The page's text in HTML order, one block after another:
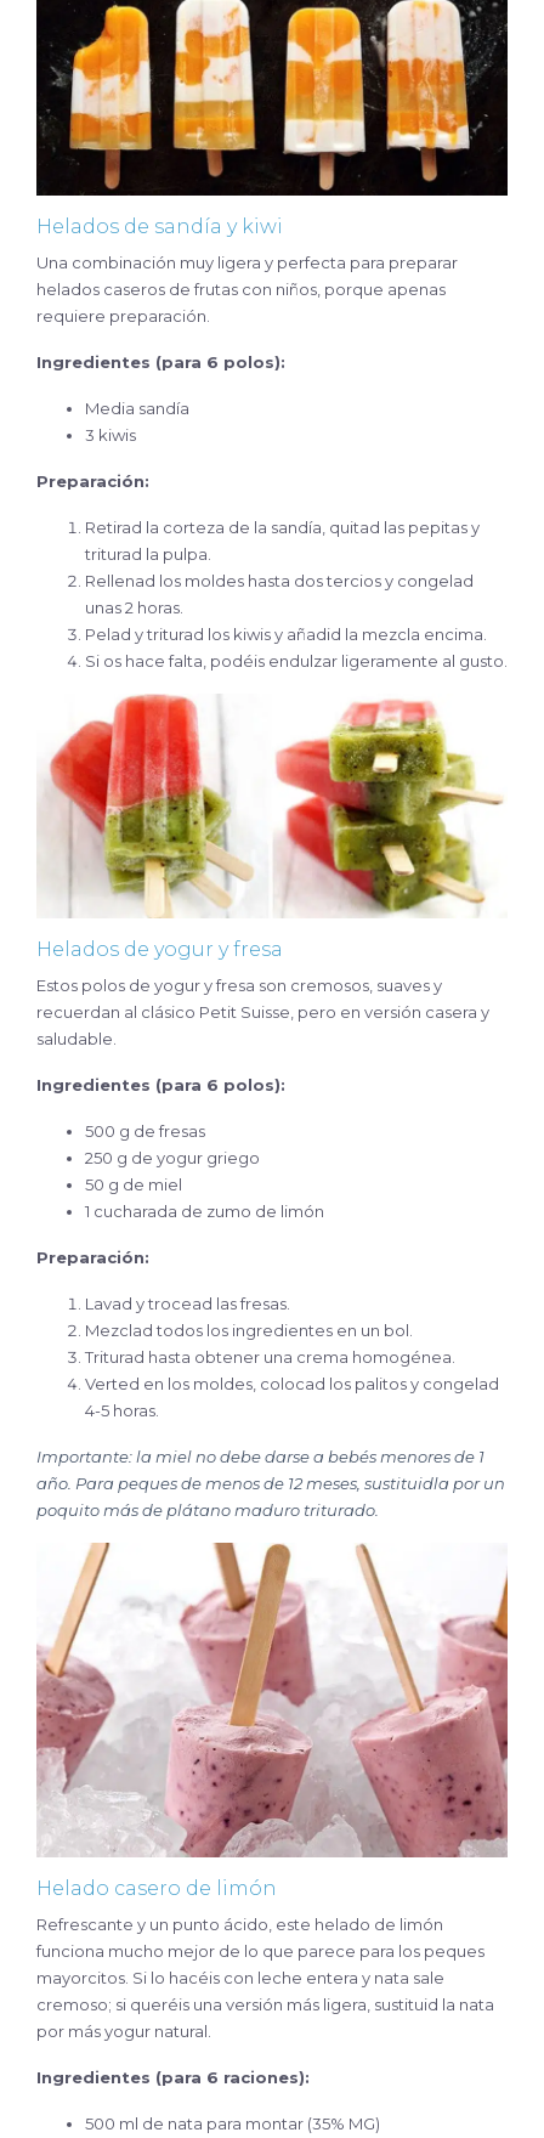
Helados de sandía y kiwi
Una combinación muy ligera y perfecta para preparar
helados caseros de frutas con niños, porque apenas
requiere preparación.
Ingredientes (para 6 polos):
Media sandía
3 kiwis
Preparación:
Retirad la corteza de la sandía, quitad las pepitas y
triturad la pulpa.
Rellenad los moldes hasta dos tercios y congelad
unas 2 horas.
Pelad y triturad los kiwis y añadid la mezcla encima.
Si os hace falta, podéis endulzar ligeramente al gusto.
Helados de yogur y fresa
Estos polos de yogur y fresa son cremosos, suaves y
recuerdan al clásico Petit Suisse, pero en versión casera y
saludable.
Ingredientes (para 6 polos):
500 g de fresas
250 g de yogur griego
50 g de miel
1 cucharada de zumo de limón
Preparación:
Lavad y trocead las fresas.
Mezclad todos los ingredientes en un bol.
Triturad hasta obtener una crema homogénea.
Verted en los moldes, colocad los palitos y congelad
4-5 horas.
Importante: la miel no debe darse a bebés menores de 1
año. Para peques de menos de 12 meses, sustituidla por un
poquito más de plátano maduro triturado.
Helado casero de limón
Refrescante y un punto ácido, este helado de limón
funciona mucho mejor de lo que parece para los peques
mayorcitos. Si lo hacéis con leche entera y nata sale
cremoso; si queréis una versión más ligera, sustituid la nata
por más yogur natural.
Ingredientes (para 6 raciones):
500 ml de nata para montar (35% MG)